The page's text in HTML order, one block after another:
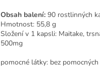
Obsah balení: 90 rostlinných
Hmotnost: 55,8 g
Složení v 1 kapsli: Maitake,
500mg
pomocné látky: bez